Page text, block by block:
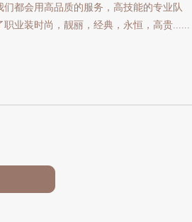
都会用高品质的服务，高技能的专业队
业装时尚，靓丽，经典，永恒，高贵......